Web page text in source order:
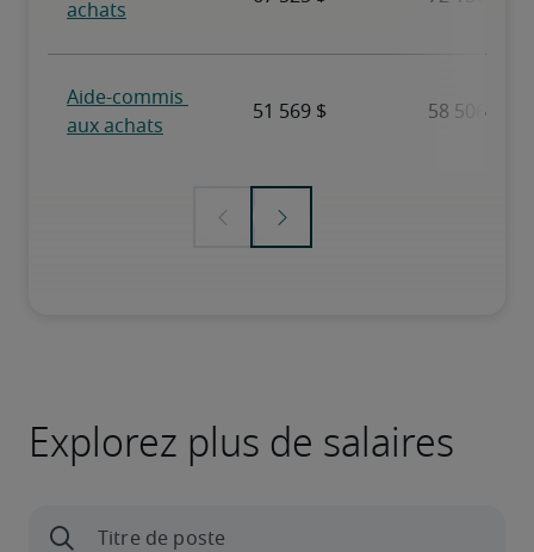
Explorez plus de salaires